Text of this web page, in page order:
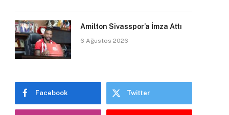
Amilton Sivasspor’a İmza Attı
6 Ağustos 2026
Facebook Twitter